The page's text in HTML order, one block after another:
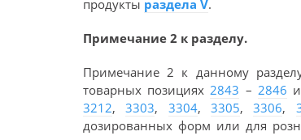
продукты раздела V.
Примечание 2 к разделу.
Примечание 2 к данному
товарных позициях2843 – 2846
3212,3303, 3304, 3305,3306,
дозированных форм или для